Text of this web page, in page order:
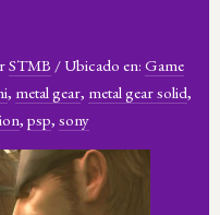
STMB / Ubicado en: Game
, metal gear, metal gear solid,
, psp, sony